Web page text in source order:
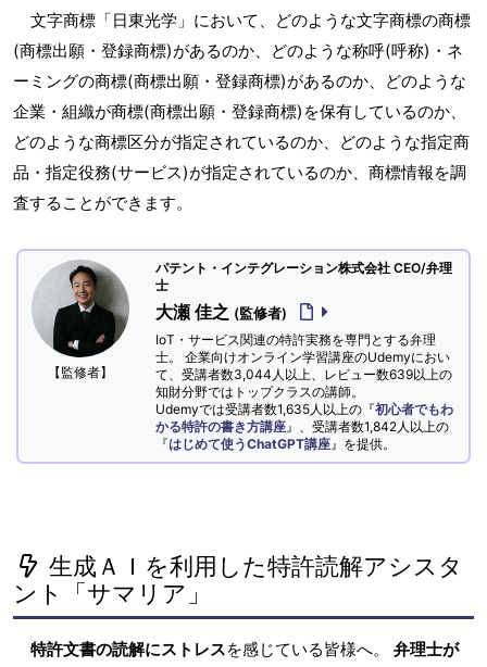
文字商標「日東光学」において、どのような文字商標の商標
(商標出願・登録商標)があるのか、どのような称呼(呼称)・ネ
ーミングの商標(商標出願・登録商標)があるのか、どのような
企業・組織が商標(商標出願・登録商標)を保有しているのか、
どのような商標区分が指定されているのか、どのような指定商
品・指定役務(サービス)が指定されているのか、商標情報を調
査することができます。
【監修者】
パテント・インテグレーション株式会社 CEO/弁理
士
大瀬 佳之 (監修者)
IoT・サービス関連の特許実務を専門とする弁理
士。 企業向けオンライン学習講座のUdemyにおい
て、受講者数3,044人以上、レビュー数639以上の
知財分野ではトップクラスの講師。
Udemyでは受講者数1,635人以上の『初心者でもわ
かる特許の書き方講座 』、受講者数1,842人以上の
『はじめて使うChatGPT講座 』を提供。
生成ＡＩを利用した特許読解アシスタ
ント「サマリア」
特許文書の読解にストレスを感じている皆様へ。 弁理士が